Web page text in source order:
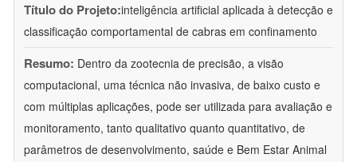
Título do Projeto:inteligência artificial aplicada à detecção e
classificação comportamental de cabras em confinamento
Resumo: Dentro da zootecnia de precisão, a visão
computacional, uma técnica não invasiva, de baixo custo e
com múltiplas aplicações, pode ser utilizada para avaliação e
monitoramento, tanto qualitativo quanto quantitativo, de
parâmetros de desenvolvimento, saúde e Bem Estar Animal